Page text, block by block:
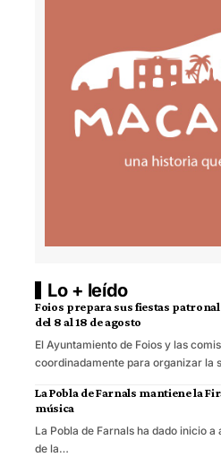
Lo + leído
Foios prepara sus fiestas
del 8 al 18 de agosto
El Ayuntamiento de Foios y las
coordinadamente para organizar la
La Pobla de Farnals mantiene la
música
La Pobla de Farnals ha dado inicio
de la…